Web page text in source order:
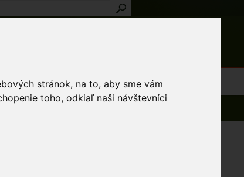
stránok, na to, aby sme vám
toho, odkiaľ naši návštevníci
výnimky